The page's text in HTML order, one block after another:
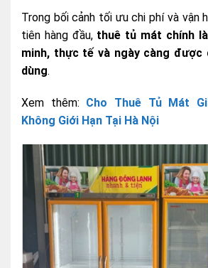
Trong bối cảnh tối ưu chi phí và vận
tiên hàng đầu, thuê tủ mát chính
minh, thực tế và ngày càng được
dùng.
Xem thêm: Cho Thuê Tủ Mát
Không Giới Hạn Tại Hà Nội